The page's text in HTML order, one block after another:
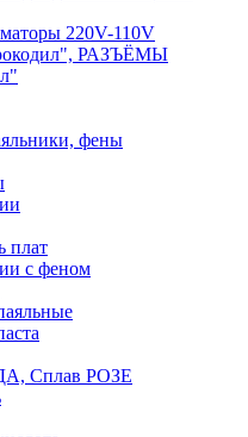
220V-110V
РАЗЪЁМЫ
фены
плат
с феном
Сплав РОЗЕ